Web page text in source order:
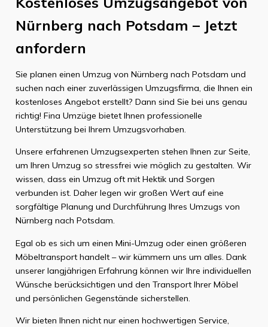
Nürnberg nach Potsdam – Jetzt
anfordern
Sie planen einen Umzug von Nürnberg nach Potsdam und
suchen nach einer zuverlässigen Umzugsfirma, die Ihnen ein
kostenloses Angebot erstellt? Dann sind Sie bei uns genau
richtig! Fina Umzüge bietet Ihnen professionelle
Unterstützung bei Ihrem Umzugsvorhaben.
Unsere erfahrenen Umzugsexperten stehen Ihnen zur Seite,
um Ihren Umzug so stressfrei wie möglich zu gestalten. Wir
wissen, dass ein Umzug oft mit Hektik und Sorgen
verbunden ist. Daher legen wir großen Wert auf eine
sorgfältige Planung und Durchführung Ihres Umzugs von
Nürnberg nach Potsdam.
Egal ob es sich um einen Mini-Umzug oder einen größeren
Möbeltransport handelt – wir kümmern uns um alles. Dank
unserer langjährigen Erfahrung können wir Ihre individuellen
Wünsche berücksichtigen und den Transport Ihrer Möbel
und persönlichen Gegenstände sicherstellen.
Wir bieten Ihnen nicht nur einen hochwertigen Service,